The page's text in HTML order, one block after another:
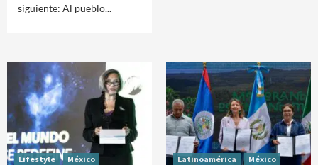
siguiente: Al pueblo...
Lifestyle
México
Latinoamérica
México